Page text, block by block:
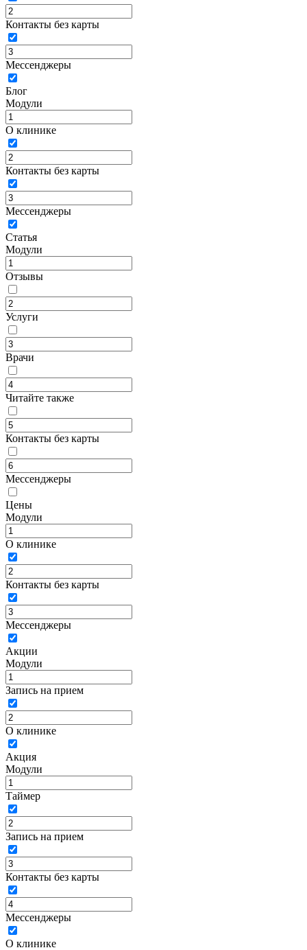
Контакты без карты
Мессенджеры
Блог
Модули
О клинике
Контакты без карты
Мессенджеры
Статья
Модули
Отзывы
Услуги
Врачи
Читайте также
Контакты без карты
Мессенджеры
Цены
Модули
О клинике
Контакты без карты
Мессенджеры
Акции
Модули
Запись на прием
О клинике
Акция
Модули
Таймер
Запись на прием
Контакты без карты
Мессенджеры
О клинике